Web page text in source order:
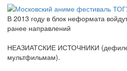
В 2013 году в блок неформата
ранее направлений
НЕАЗИАТСКИЕ ИСТОЧНИКИ
мультфильмам).